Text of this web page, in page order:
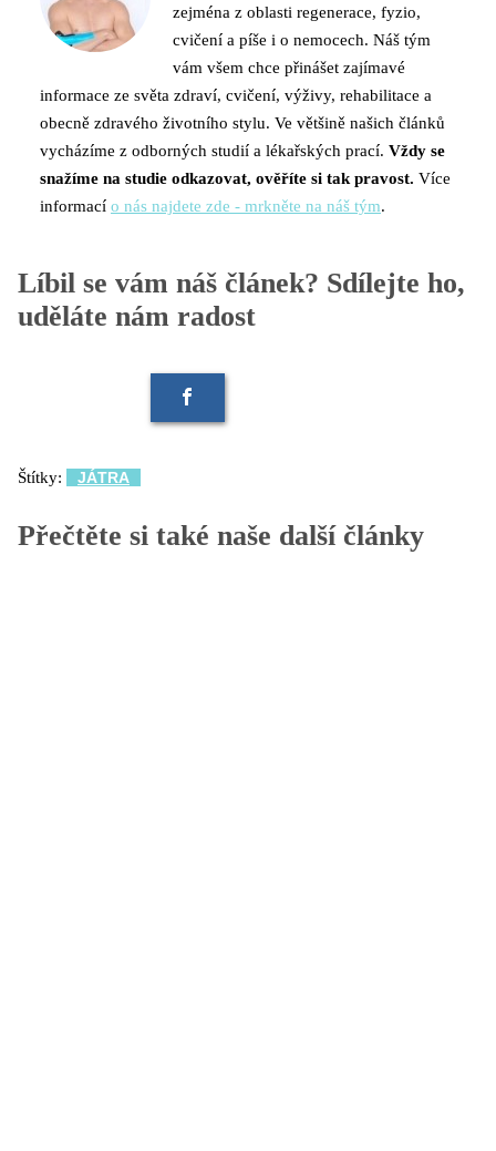
zejména z oblasti regenerace, fyzio,
cvičení a píše i o nemocech. Náš tým
vám všem chce přinášet zajímavé
informace ze světa zdraví, cvičení, výživy, rehabilitace a
obecně zdravého životního stylu. Ve většině našich článků
vycházíme z odborných studií a lékařských prací. Vždy se
snažíme na studie odkazovat, ověříte si tak pravost. Více
informací o nás najdete zde - mrkněte na náš tým.
Líbil se vám náš článek? Sdílejte ho,
uděláte nám radost
Štítky: JÁTRA
Přečtěte si také naše další články